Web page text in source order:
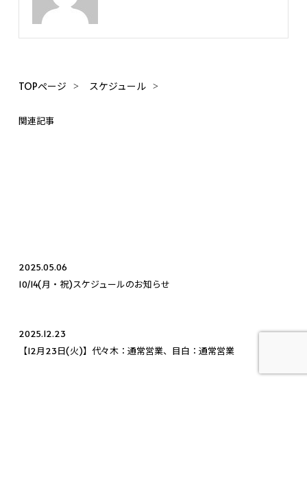
TOPページ スケジュール
関連記事
2025.05.06
10/14(月・祝)スケジュールのお知らせ
2025.12.23
【12月23日(火)】代々木：通常営業、目白：通常営業